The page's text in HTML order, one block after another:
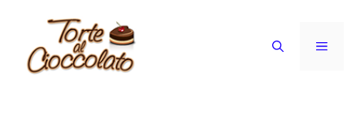
contenuto
MENU